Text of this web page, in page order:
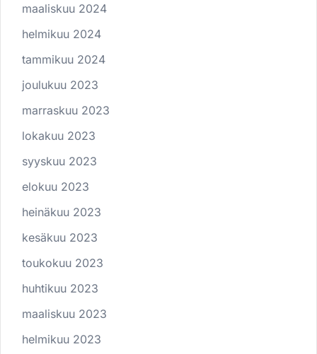
maaliskuu 2024
helmikuu 2024
tammikuu 2024
joulukuu 2023
marraskuu 2023
lokakuu 2023
syyskuu 2023
elokuu 2023
heinäkuu 2023
kesäkuu 2023
toukokuu 2023
huhtikuu 2023
maaliskuu 2023
helmikuu 2023